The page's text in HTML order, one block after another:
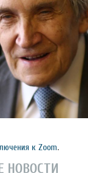
к Zoom.
НОВОСТИ